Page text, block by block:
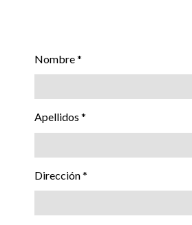
Nombre *
Apellidos *
Dirección *